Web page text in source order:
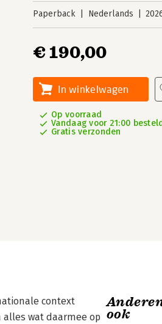
Paperback Nederlands
€ 190,00
In winkelwagen
Op voorraad
Vandaag voor 21:00
Gratis verzonden
context
wat daarmee op ook